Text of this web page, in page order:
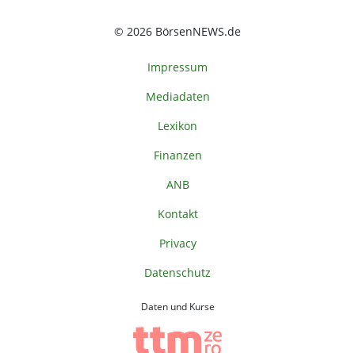
© 2026 BörsenNEWS.de
Impressum
Mediadaten
Lexikon
Finanzen
ANB
Kontakt
Privacy
Datenschutz
Daten und Kurse